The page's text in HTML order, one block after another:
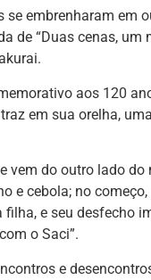
se embrenharam
de “Duas cenas,
aos 120
em sua orelha,
vem do outro lado
e cebola; no
e seu desfecho
o Saci”.
e